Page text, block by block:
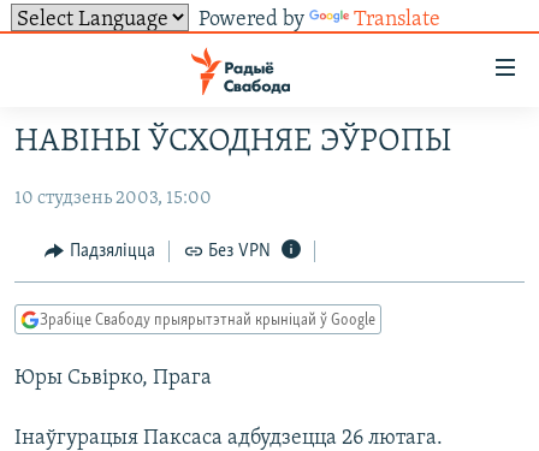
Powered by Translate
ўнівэрсальнага
доступу
да
зьместу
Перайсьці
да
навігацыі
да
УСЕ НАВІНЫ
ВІДЭА І ФОТА
ПАЛІТЫКА
ЭКАНОМІКА
ТОЛЬКІ НА СВАБОДЗЕ
ТЭСТЫ
ГІСТОРЫЯ НА СВАБОДЗЕ
ПАДКАСТЫ
СУВЯЗЬ
ПАДЗЯЛІЦЦА ІНФАРМАЦЫЯЙ
ПАДПІСАЦЦА
RSS
ПАДКАСТЫ
НАВІНЫ ЎСХОДНЯЕ ЭЎРОПЫ
10 студзень 2003, 15:00
Падзяліцца Без VPN
Зрабіце Свабоду прыярытэтнай крыніцай ў Google
Юры Сьвірко, Прага
Інаўгурацыя Паксаса адбудзецца 26 лютага.